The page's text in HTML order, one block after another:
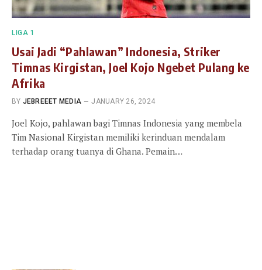
LIGA 1
Usai Jadi “Pahlawan” Indonesia, Striker
Timnas Kirgistan, Joel Kojo Ngebet Pulang ke
Afrika
BY JEBREEET MEDIA JANUARY 26, 2024
Joel Kojo, pahlawan bagi Timnas Indonesia yang membela
Tim Nasional Kirgistan memiliki kerinduan mendalam
terhadap orang tuanya di Ghana. Pemain…